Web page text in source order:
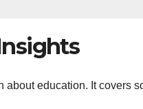
about education. It covers